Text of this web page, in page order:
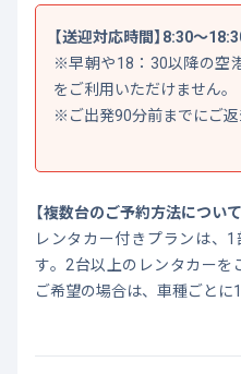
【送迎対応時間】8:30～
※早朝や18：30以降の空
をご利用いただけません。
※ご出発90分前までにご返
【複数台のご予約方法について
レンタカー付きプランは、
す。2台以上のレンタカーを
ご希望の場合は、車種ごとに